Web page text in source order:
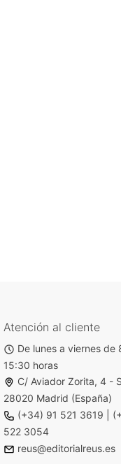
Atención al cliente
De lunes a viernes de
15:30 horas
C/ Aviador Zorita, 4 -
28020 Madrid (España)
(+34) 91 521 3619
522 3054
reus@editorialreus.es